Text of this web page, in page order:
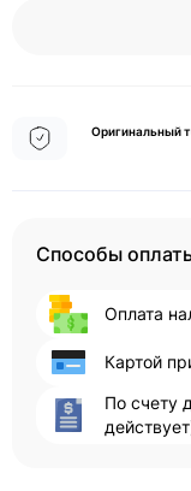
Оригинальный
Способы
Оплата
Картой
По счету